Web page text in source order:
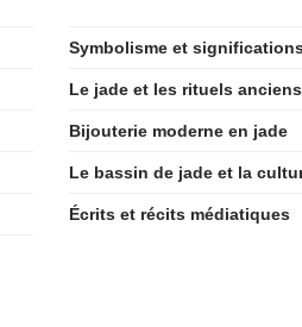
Symbolisme et
Le jade et les rituels anciens
Bijouterie moderne en jade
Le bassin de jade et la
Écrits et récits médiatiques